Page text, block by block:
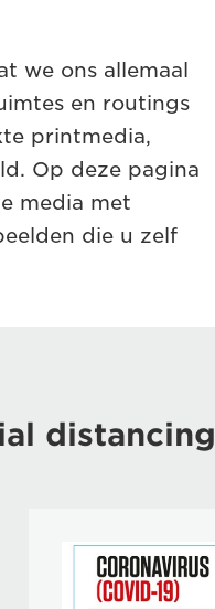
we ons allemaal
en routings
printmedia,
Op deze pagina
media met
die u zelf
distancing